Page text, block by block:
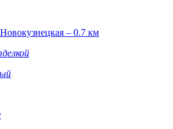
Новокузнецкая – 0.7 км